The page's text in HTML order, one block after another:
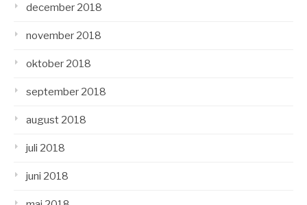
december 2018
november 2018
oktober 2018
september 2018
august 2018
juli 2018
juni 2018